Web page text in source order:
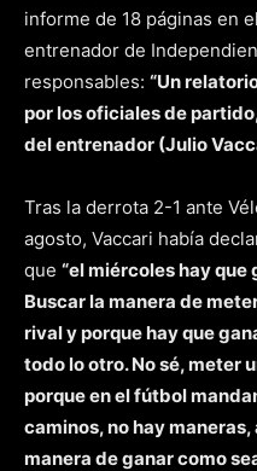
informe de 18 páginas en
entrenador de
responsables: “Un
por los oficiales de
del entrenador (Julio
Tras la derrota 2-1 ante
agosto, Vaccari había
que “el miércoles hay que
Buscar la manera de
rival y porque hay que
todo lo otro. No sé, meter
porque en el fútbol
caminos, no hay
manera de ganar como